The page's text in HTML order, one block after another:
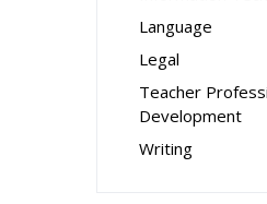
Language
Legal
Teacher
Development
Writing